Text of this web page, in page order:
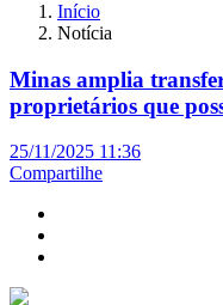
Início
Notícia
Minas amplia
proprietários que
25/11/2025 11:36
Compartilhe